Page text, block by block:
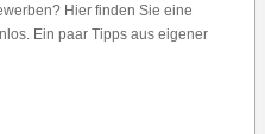
Hier finden Sie eine
Ein paar Tipps aus eigener